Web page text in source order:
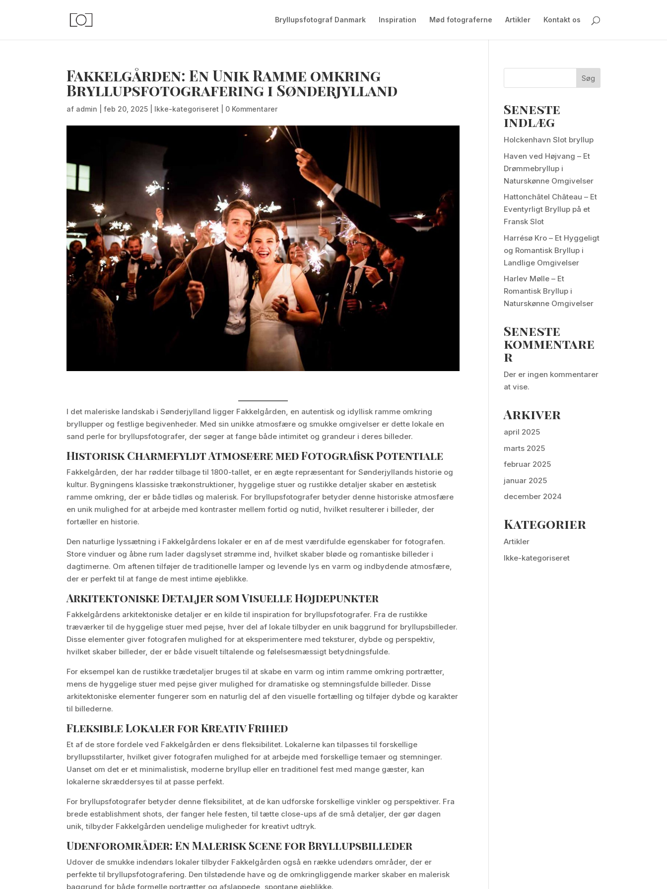
Bryllupsfotograf Danmark Inspiration Mød fotograferne Artikler Kontakt os
Fakkelgården: En Unik Ramme omkring
Bryllupsfotografering i Sønderjylland
af admin |feb 20, 2025 Ikke-kategoriseret 0 Kommentarer
I det maleriske landskab i Sønderjylland ligger Fakkelgården, en autentisk og idyllisk ramme omkring
bryllupper og festlige begivenheder. Med sin unikke atmosfære og smukke omgivelser er dette lokale en
sand perle for bryllupsfotografer, der søger at fange både intimitet og grandeur i deres billeder.
Historisk Charmefyldt Atmosfære med Fotografisk Potentiale
Fakkelgården, der har rødder tilbage til 1800-tallet, er en ægte repræsentant for Sønderjyllands historie og
kultur. Bygningens klassiske trækonstruktioner, hyggelige stuer og rustikke detaljer skaber en æstetisk
ramme omkring, der er både tidløs og malerisk. For bryllupsfotografer betyder denne historiske atmosfære
en unik mulighed for at arbejde med kontraster mellem fortid og nutid, hvilket resulterer i billeder, der
fortæller en historie.
Den naturlige lyssætning i Fakkelgårdens lokaler er en af de mest værdifulde egenskaber for fotografen.
Store vinduer og åbne rum lader dagslyset strømme ind, hvilket skaber bløde og romantiske billeder i
dagtimerne. Om aftenen tilføjer de traditionelle lamper og levende lys en varm og indbydende atmosfære,
der er perfekt til at fange de mest intime øjeblikke.
Arkitektoniske Detaljer som Visuelle Højdepunkter
Fakkelgårdens arkitektoniske detaljer er en kilde til inspiration for bryllupsfotografer. Fra de rustikke
træværker til de hyggelige stuer med pejse, hver del af lokale tilbyder en unik baggrund for bryllupsbilleder.
Disse elementer giver fotografen mulighed for at eksperimentere med teksturer, dybde og perspektiv,
hvilket skaber billeder, der er både visuelt tiltalende og følelsesmæssigt betydningsfulde.
For eksempel kan de rustikke trædetaljer bruges til at skabe en varm og intim ramme omkring portrætter,
mens de hyggelige stuer med pejse giver mulighed for dramatiske og stemningsfulde billeder. Disse
arkitektoniske elementer fungerer som en naturlig del af den visuelle fortælling og tilføjer dybde og karakter
til billederne.
Fleksible Lokaler for Kreativ Frihed
Et af de store fordele ved Fakkelgården er dens fleksibilitet. Lokalerne kan tilpasses til forskellige
bryllupsstilarter, hvilket giver fotografen mulighed for at arbejde med forskellige temaer og stemninger.
Uanset om det er et minimalistisk, moderne bryllup eller en traditionel fest med mange gæster, kan
lokalerne skræddersyes til at passe perfekt.
For bryllupsfotografer betyder denne fleksibilitet, at de kan udforske forskellige vinkler og perspektiver. Fra
brede establishment shots, der fanger hele festen, til tætte close-ups af de små detaljer, der gør dagen
unik, tilbyder Fakkelgården uendelige muligheder for kreativt udtryk.
Udenforområder: En Malerisk Scene for Bryllupsbilleder
Udover de smukke indendørs lokaler tilbyder Fakkelgården også en række udendørs områder, der er
perfekte til bryllupsfotografering. Den tilstødende have og de omkringliggende marker skaber en malerisk
baggrund for både formelle portrætter og afslappede, spontane øjeblikke.
Søg
Seneste
indlæg
Holckenhavn Slot bryllup
Haven ved Højvang – Et
Drømmebryllup i
Naturskønne Omgivelser
Hattonchâtel Château – Et
Eventyrligt Bryllup på et
Fransk Slot
Harrésø Kro – Et Hyggeligt
og Romantisk Bryllup i
Landlige Omgivelser
Harlev Mølle – Et
Romantisk Bryllup i
Naturskønne Omgivelser
Seneste
kommentare
r
Der er ingen kommentarer
at vise.
Arkiver
april 2025
marts 2025
februar 2025
januar 2025
december 2024
Kategorier
Artikler
Ikke-kategoriseret